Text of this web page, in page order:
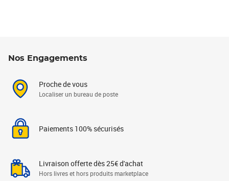
Nos Engagements
Proche de vous
Localiser un bureau de poste
Paiements 100% sécurisés
Livraison offerte dès 25€ d'achat
Hors livres et hors produits marketplace